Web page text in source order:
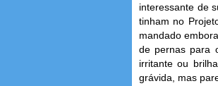
interessante de
tinham no
mandado
de pernas para
irritante ou
grávida, mas